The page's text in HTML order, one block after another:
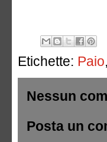
Etichette: Paio,
Nessun
Posta un